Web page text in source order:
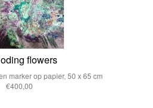
flowers
marker op papier, 50 x 65 cm
€400,00